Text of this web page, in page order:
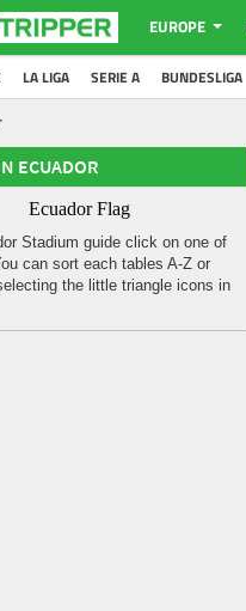
EUROPE
LA LIGA SERIE A BUNDESLIGA
ECUADOR
Stadium guide click on one of
can sort each tables A-Z or
the little triangle icons in